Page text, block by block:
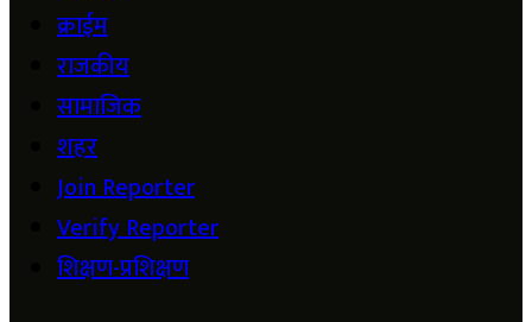
क्राईम
राजकीय
सामाजिक
शहर
Join Reporter
Verify Reporter
शिक्षण-प्रशिक्षण